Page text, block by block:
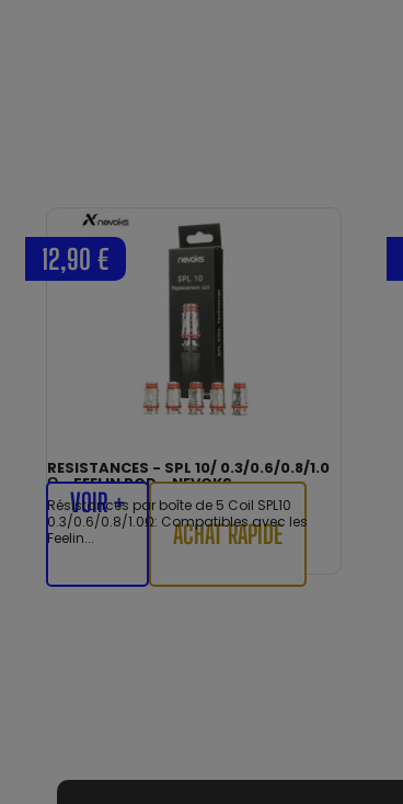
RESISTANCES - SPL 10/ 0.3/0.6/0.8/1.0
Ω - FEELIN POD - NEVOKS
Résistances par boîte de 5 Coil SPL10
0.3/0.6/0.8/1.0Ω: Compatibles avec les
Feelin...
12,90 €
VOIR +
ACHAT RAPIDE